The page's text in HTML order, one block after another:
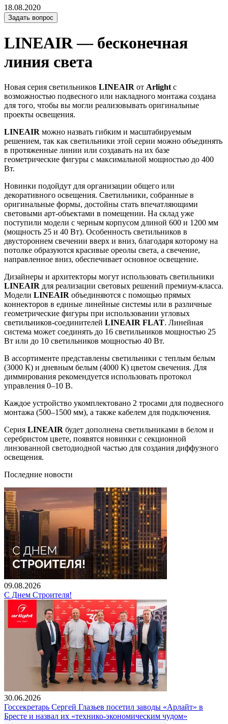
18.08.2020
Задать вопрос
LINEAIR — бесконечная
линия света
Новая серия светильников LINEAIR от Arlight с
возможностью подвесного или накладного монтажа создана
для того, чтобы вы могли реализовывать оригинальные
проекты освещения.
LINEAIR можно назвать гибким и масштабируемым
решением, так как светильники этой серии можно объединять
в протяженные линии или создавать на их базе
геометрические фигуры с максимальной мощностью до 400
Вт.
Новинки подойдут для организации общего или
декоративного освещения. Светильники, собранные в
оригинальные формы, достойны стать впечатляющими
световыми арт-объектами в помещении. На склад уже
поступили модели с черным корпусом длиной 600 и 1200 мм
(мощность 25 и 40 Вт). Особенность светильников в
двустороннем свечении вверх и вниз, благодаря которому на
потолке образуются красивые ореолы света, а свечение,
направленное вниз, обеспечивает основное освещение.
Дизайнеры и архитекторы могут использовать светильники
LINEAIR для реализации световых решений премиум-класса.
Модели LINEAIR объединяются с помощью прямых
коннекторов в единые линейные системы или в различные
геометрические фигуры при использовании угловых
светильников-соединителей LINEAIR FLAT. Линейная
система может соединять до 16 светильников мощностью 25
Вт или до 10 светильников мощностью 40 Вт.
В ассортименте представлены светильники с теплым белым
(3000 К) и дневным белым (4000 К) цветом свечения. Для
диммирования рекомендуется использовать протокол
управления 0–10 В.
Каждое устройство укомплектовано 2 тросами для подвесного
монтажа (500–1500 мм), а также кабелем для подключения.
Серия LINEAIR будет дополнена светильниками в белом и
серебристом цвете, появятся новинки с секционной
линзованной светодиодной частью для создания диффузного
освещения.
Последние новости
09.08.2026
С Днем Строителя!
30.06.2026
Госсекретарь Сергей Глазьев посетил заводы «Арлайт» в
Бресте и назвал их «технико-экономическим чудом»